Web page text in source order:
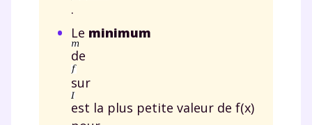
.
Le minimum
de
sur
est la plus petite valeur de f(x)